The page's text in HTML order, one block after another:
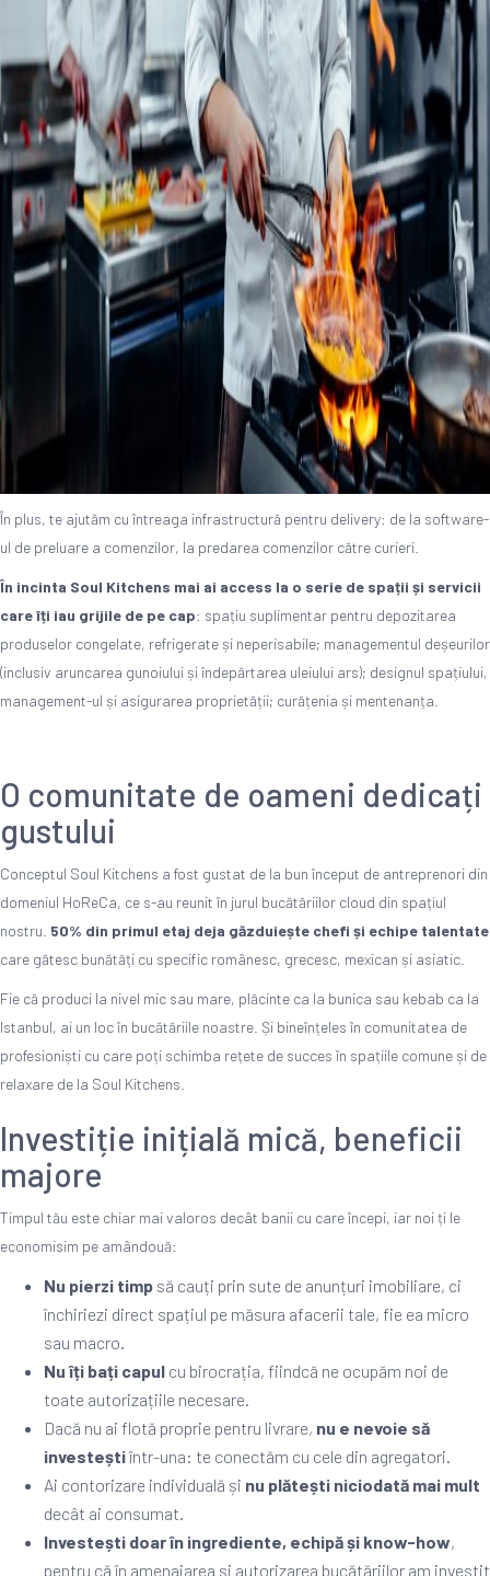
În plus, te ajutăm cu întreaga infrastructură pentru delivery: de la software-
ul de preluare a comenzilor, la predarea comenzilor către curieri.
În incinta Soul Kitchens mai ai access la o serie de spații și servicii
care îți iau grijile de pe cap: spațiu suplimentar pentru depozitarea
produselor congelate, refrigerate și neperisabile; managementul deșeurilor
(inclusiv aruncarea gunoiului și îndepărtarea uleiului ars); designul spațiului,
management-ul și asigurarea proprietății; curățenia și mentenanța.
O comunitate de oameni dedicați
gustului
Conceptul Soul Kitchens a fost gustat de la bun început de antreprenori din
domeniul HoReCa, ce s-au reunit în jurul bucătăriilor cloud din spațiul
nostru. 50% din primul etaj deja găzduiește chefi și echipe talentate
care gătesc bunătăți cu specific românesc, grecesc, mexican și asiatic.
Fie că produci la nivel mic sau mare, plăcinte ca la bunica sau kebab ca la
Istanbul, ai un loc în bucătăriile noastre. Și bineînțeles în comunitatea de
profesioniști cu care poți schimba rețete de succes în spațiile comune și de
relaxare de la Soul Kitchens.
Investiție inițială mică, beneficii
majore
Timpul tău este chiar mai valoros decât banii cu care începi, iar noi ți le
economisim pe amândouă:
Nu pierzi timp să cauți prin sute de anunțuri imobiliare, ci
închiriezi direct spațiul pe măsura afacerii tale, fie ea micro
sau macro.
Nu îți bați capul cu birocrația, fiindcă ne ocupăm noi de
toate autorizațiile necesare.
Dacă nu ai flotă proprie pentru livrare, nu e nevoie să
investeștiîntr-una: te conectăm cu cele din agregatori.
Ai contorizare individuală și nu plătești niciodată mai mult
decât ai consumat.
Investești doar în ingrediente, echipă și know-how,
pentru că în amenajarea și autorizarea bucătăriilor am investit